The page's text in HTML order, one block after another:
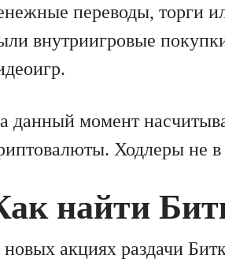
переводы, торги
внутриигровые
данный момент
Ходлеры не
найти
акциях раздачи